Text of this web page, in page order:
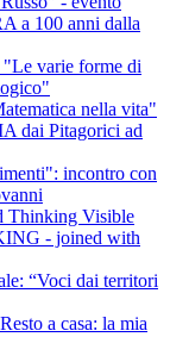
a 100 anni dalla
varie forme di
nella vita"
dai Pitagorici ad
incontro con
Thinking Visible
- joined with
“Voci dai territori
a casa: la mia